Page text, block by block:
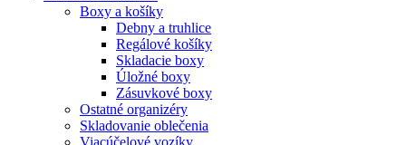
Boxy a košíky
Debny a truhlice
Regálové košíky
Skladacie boxy
Úložné boxy
Zásuvkové boxy
Ostatné organizéry
Skladovanie oblečenia
Viacúčelové vozíky